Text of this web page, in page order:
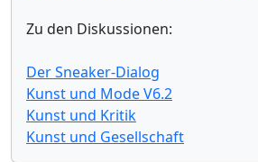
Zu den Diskussionen:
Der Sneaker-Dialog
Kunst und Mode V6.2
Kunst und Kritik
Kunst und Gesellschaft